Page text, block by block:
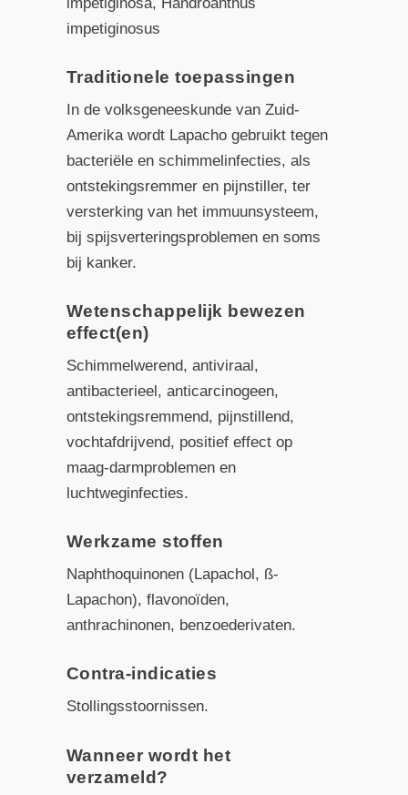
impetiginosus
Traditionele toepassingen
In de volksgeneeskunde van Zuid-
Amerika wordt Lapacho gebruikt tegen
bacteriële en schimmelinfecties, als
ontstekingsremmer en pijnstiller, ter
versterking van het immuunsysteem,
bij spijsverteringsproblemen en soms
bij kanker.
Wetenschappelijk bewezen
effect(en)
Schimmelwerend, antiviraal,
antibacterieel, anticarcinogeen,
ontstekingsremmend, pijnstillend,
vochtafdrijvend, positief effect op
maag-darmproblemen en
luchtweginfecties.
Werkzame stoffen
Naphthoquinonen (Lapachol, ß-
Lapachon), flavonoïden,
anthrachinonen, benzoederivaten.
Contra-indicaties
Stollingsstoornissen.
Wanneer wordt het
verzameld?